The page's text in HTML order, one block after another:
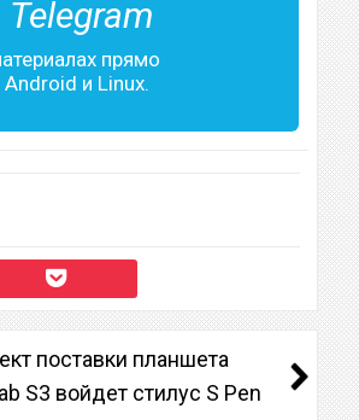
Telegram
прямо
и Linux.
поставки планшета
S3 войдет стилус S Pen